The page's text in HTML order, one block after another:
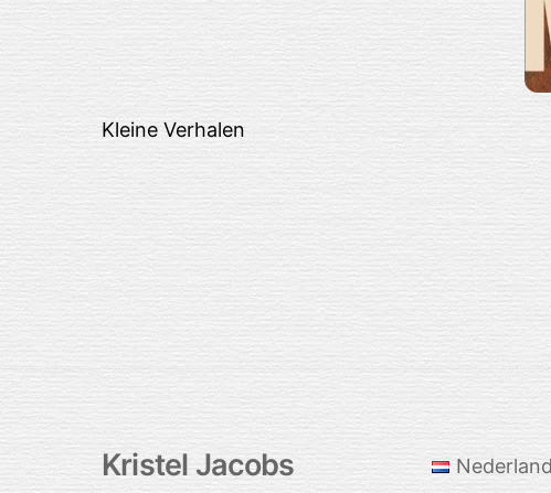
Kleine Verhalen
Kristel Jacobs